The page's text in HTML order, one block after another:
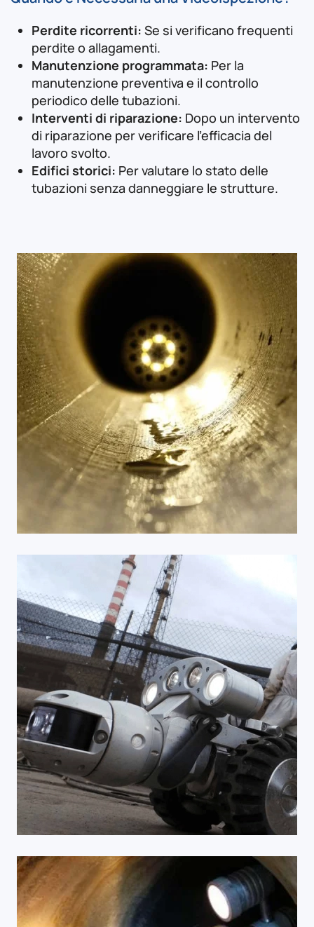
Perdite ricorrenti: Se si verificano frequenti
perdite o allagamenti.
Manutenzione programmata: Per la
manutenzione preventiva e il controllo
periodico delle tubazioni.
Interventi di riparazione: Dopo un intervento
di riparazione per verificare l'efficacia del
lavoro svolto.
Edifici storici: Per valutare lo stato delle
tubazioni senza danneggiare le strutture.